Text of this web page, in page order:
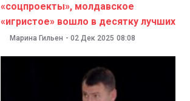
«соцпроекты», молдавское
«игристое» вошло в десятку лучших
Марина Гильен - 02 Дек 2025 08:08